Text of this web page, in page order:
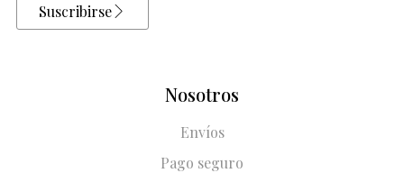
Suscribirse
Nosotros
Envíos
Pago seguro